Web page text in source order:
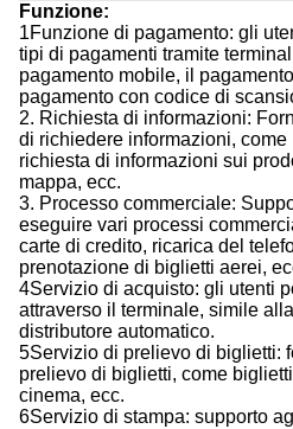
Funzione:
1Funzione di pagamento: gli
tipi di pagamenti tramite
pagamento mobile, il
pagamento con codice di
2. Richiesta di informazioni:
di richiedere informazioni,
richiesta di informazioni sui
mappa, ecc.
3. Processo commerciale:
eseguire vari processi
carte di credito, ricarica del
prenotazione di biglietti aerei,
4Servizio di acquisto: gli utenti
attraverso il terminale, simile
distributore automatico.
5Servizio di prelievo di biglietti:
prelievo di biglietti, come
cinema, ecc.
6Servizio di stampa: supporto